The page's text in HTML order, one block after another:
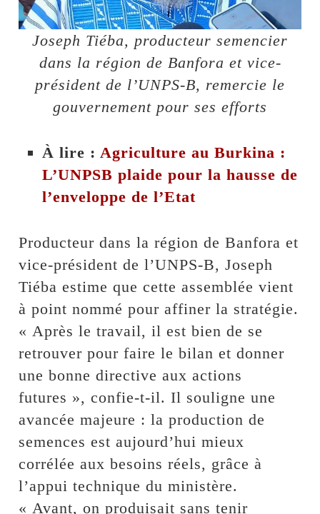
Joseph Tiéba, producteur semencier
dans la région de Banfora et vice-
président de l’UNPS-B, remercie le
gouvernement pour ses efforts
À lire : Agriculture au Burkina :
L’UNPSB plaide pour la hausse de
l’enveloppe de l’Etat
Producteur dans la région de Banfora et
vice-président de l’UNPS-B, Joseph
Tiéba estime que cette assemblée vient
à point nommé pour affiner la stratégie.
« Après le travail, il est bien de se
retrouver pour faire le bilan et donner
une bonne directive aux actions
futures », confie-t-il. Il souligne une
avancée majeure : la production de
semences est aujourd’hui mieux
corrélée aux besoins réels, grâce à
l’appui technique du ministère.
« Avant, on produisait sans tenir